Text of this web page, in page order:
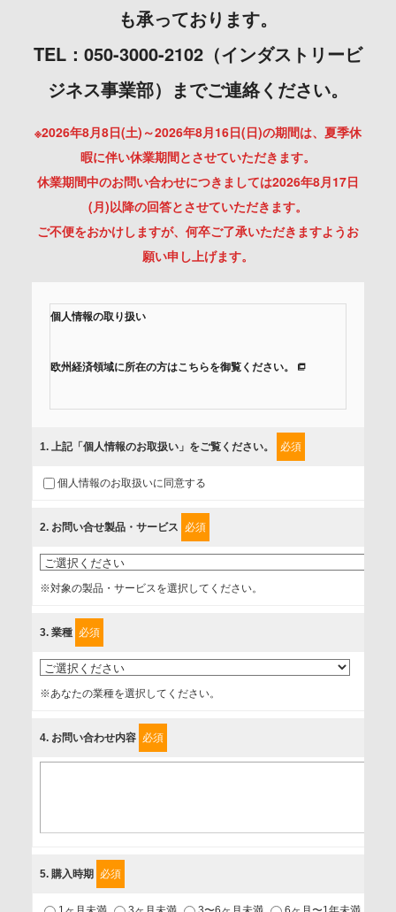
も承っております。
TEL：050-3000-2102（インダストリービ
ジネス事業部）までご連絡ください。
※2026年8月8日(土)～2026年8月16日(日)の期間は、夏季休
暇に伴い休業期間とさせていただきます。
休業期間中のお問い合わせにつきましては2026年8月17日
(月)以降の回答とさせていただきます。
ご不便をおかけしますが、何卒ご了承いただきますようお
願い申し上げます。
個人情報の取り扱い
欧州経済領域に所在の方はこちらを御覧ください。
組みを行っています。
に取扱い、これらで定める範囲内で、サービスの提供やご案
内等のために利用させていただいております。
情報を提供されるお客様（本人）に対して、情報の収集目
的、管理者、提供の有無、情報提供の任意性や権利について
確認し、当社への情報提供がお客様の懸念にならないよう
上げます。
事業者名
個人情報保護責任者
1.当社が取り扱う商品・サービスに関するご案内
1. 上記「個人情報のお取扱い」をご覧ください。 必須
個人情報のお取扱いに同意する
2. お問い合せ製品・サービス 必須
※対象の製品・サービスを選択してください。
3. 業種 必須
※あなたの業種を選択してください。
4. お問い合わせ内容 必須
5. 購入時期 必須